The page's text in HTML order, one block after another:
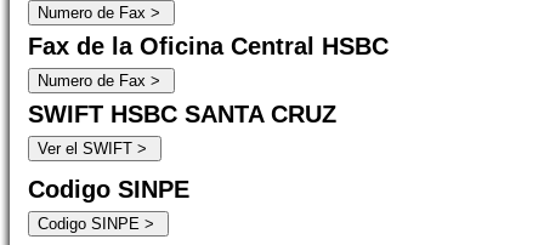
Fax de la Oficina Central HSBC
SWIFT HSBC SANTA CRUZ
Codigo SINPE